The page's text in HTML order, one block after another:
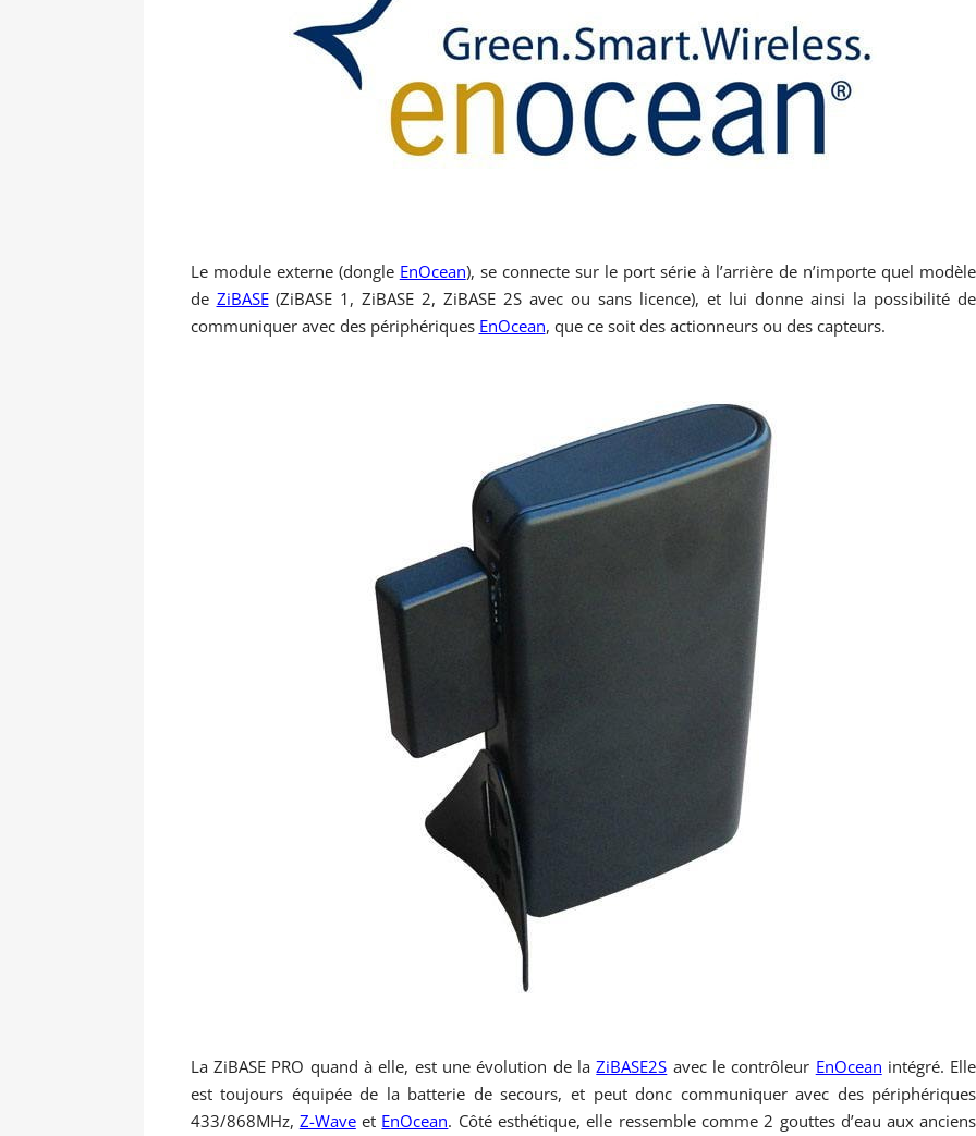
Le module externe (dongle EnOcean), se connecte sur le port série à l’arrière de n’importe quel modèle
de ZiBASE(ZiBASE 1, ZiBASE 2, ZiBASE 2S avec ou sans licence), et lui donne ainsi la possibilité de
communiquer avec des périphériques EnOcean, que ce soit des actionneurs ou des capteurs.
La ZiBASE PRO quand à elle, est une évolution de laZiBASE2S avec le contrôleur EnOcean intégré. Elle
est toujours équipée de la batterie de secours, et peut donc communiquer avec des périphériques
433/868MHz, Z-Waveet EnOcean. Côté esthétique, elle ressemble comme 2 gouttes d’eau aux anciens